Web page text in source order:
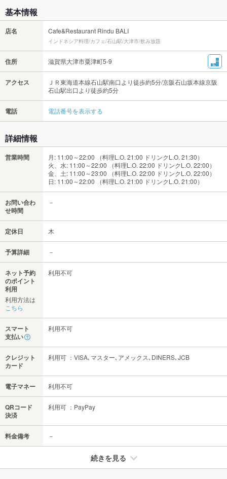
基本情報
店名 Cafe&Restaurant Rindu BALI
インドネシア料理/カフェ/石山駅/大津市/飲み放題
住所 滋賀県大津市粟津町5-9
アクセス
ＪＲ東海道本線石山駅南口より徒歩約5分/京阪石山坂本線京阪
石山駅出口より徒歩約5分
電話 電話番号を表示する
詳細情報
営業時間
月: 11:00～22:00 （料理L.O. 21:00 ドリンクL.O. 21:30）
火、水: 11:00～22:00 （料理L.O. 22:00 ドリンクL.O. 22:00）
金、土: 11:00～23:00 （料理L.O. 22:00 ドリンクL.O. 22:00）
日: 11:00～22:00 （料理L.O. 21:00 ドリンクL.O. 21:00）
お問い合わ
せ時間
－
定休日 木
予算詳細 －
ネット予約
のポイント
利用
利用方法は
こちら
利用不可
スマート
支払い
利用不可
クレジット
カード
利用可 ：VISA､マスター､アメックス､DINERS､JCB
電子マネー 利用不可
QRコード
決済
利用可 ：PayPay
料金備考 －
続きを見る